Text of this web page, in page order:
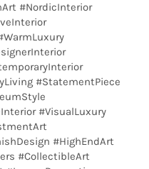
#NordicInterior
#StatementPiece
#VisualLuxury
#HighEndArt
#CollectibleArt